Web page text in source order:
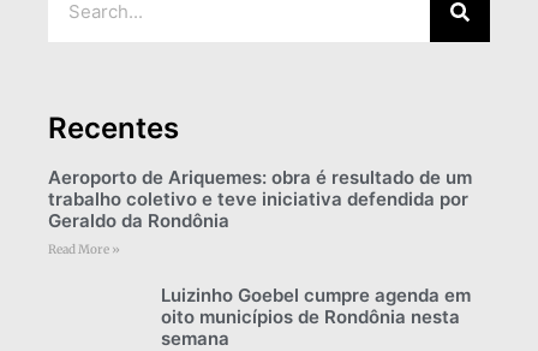
Recentes
Aeroporto de Ariquemes: obra é resultado de um
trabalho coletivo e teve iniciativa defendida por
Geraldo da Rondônia
Read More »
Luizinho Goebel cumpre agenda em
oito municípios de Rondônia nesta
semana